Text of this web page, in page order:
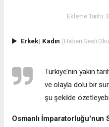
Ekleme Tarihi:
Erkek| Kadın (Haberi Sesli
Türkiye'nin yakın
ve olayla dolu bir
şu şekilde
Osmanlı İmparatorluğu'nun